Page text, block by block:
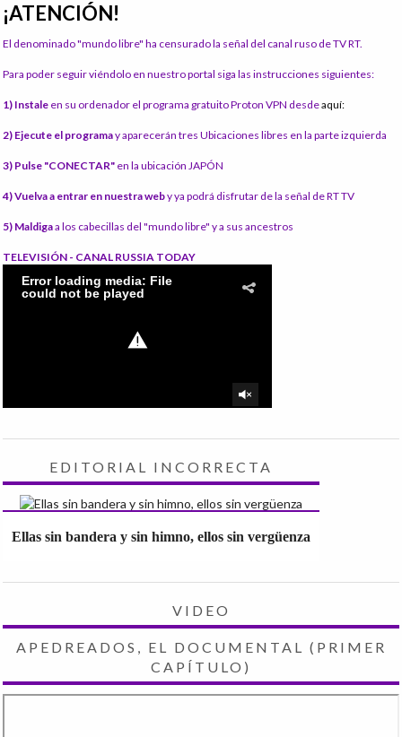
¡ATENCIÓN!
El denominado "mundo libre" ha censurado la señal del canal ruso de TV RT.
Para poder seguir viéndolo en nuestro portal siga las instrucciones siguientes:
1) Instale en su ordenador el programa gratuito Proton VPN desdeaquí:
2) Ejecute el programay aparecerán tres Ubicaciones libres en la parte izquierda
3) Pulse "CONECTAR" en la ubicación JAPÓN
4) Vuelva a entrar en nuestra weby ya podrá disfrutar de la señal de RT TV
5) Maldigaa los cabecillas del "mundo libre" y a sus ancestros
TELEVISIÓN - CANAL RUSSIA TODAY
EDITORIAL INCORRECTA
Ellas sin bandera y sin himno, ellos sin vergüenza
VIDEO
APEDREADOS, EL DOCUMENTAL (PRIMER
CAPÍTULO)